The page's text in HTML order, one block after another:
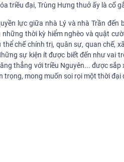
triều đại, Trùng Hưng thuở ấy là cố
lực giữa nhà Lý và nhà Trần đến
thời kỳ hiểm nghèo và quật
chế chính trị, quân sự, quan chế,
sự kiện ít được biết đến như vai
thẳng với triều Nguyên... được
trọng, mong muốn soi rọi một thời